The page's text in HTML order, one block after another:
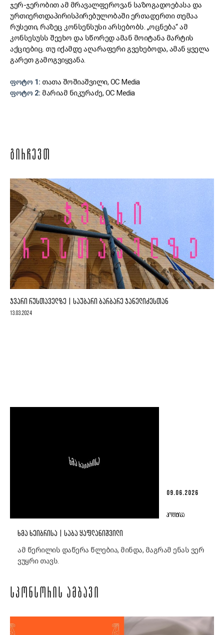
ჯერ-ჯერობით ამ მრავალფეროვან საზოგადოებასა და
ურთიერთდაპირისპირებულობაში ერთადერთი თემაა
რუსეთი, რაზეც კონსენსუსი არსებობს. „ოცნება“ ამ
კონსესუსს შეეხო და სწორედ ამან მოიტანა მარტის
აქციებიც. თუ იქამდე აღარაფერი გვეხებოდა, ამან ყველა
გარეთ გამოგვიყვანა.
ფოტო 1: თათა შოშიაშვილი, OC Media
ფოტო 2: მარიამ ნიკურაძე, OC Media
ᲒᲘᲠᲩᲔᲕᲗ
ᲯᲕᲐᲠᲘ ᲠᲣᲡᲗᲐᲕᲔᲚᲖᲔ | ᲡᲐᲣᲑᲐᲠᲘ ᲑᲐᲠᲑᲐᲠᲔ ᲯᲐᲜᲔᲚᲘᲫᲔᲡᲗᲐᲜ
13.03.2024
09.06.2026
ᲞᲝᲚᲘᲢᲘᲙᲐ
ᲮᲛᲐ ᲮᲔᲘᲑᲠᲘᲡᲐ | ᲡᲐᲑᲐ ᲧᲐᲤᲚᲐᲜᲘᲨᲕᲘᲚᲘ
ამ წერილის დაწერა წლებია, მინდა, მაგრამ ენას ვერ
ვუყრი თავს.
ᲡᲞᲝᲜᲡᲝᲠᲘᲡ ᲐᲛᲑᲐᲕᲘ